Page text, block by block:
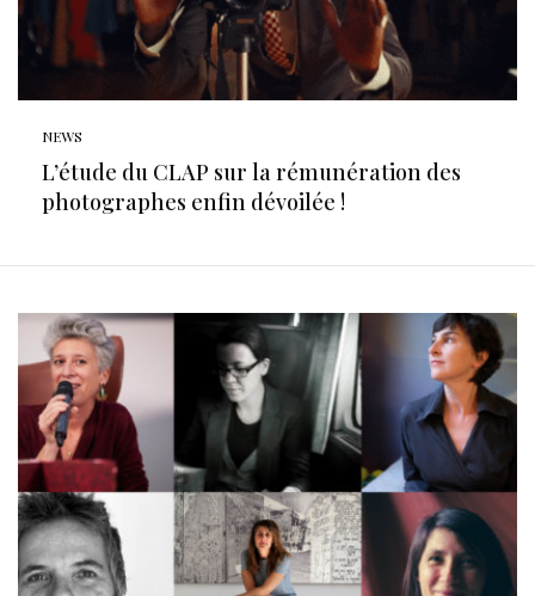
NEWS
L’étude du CLAP sur la rémunération des
photographes enfin dévoilée !